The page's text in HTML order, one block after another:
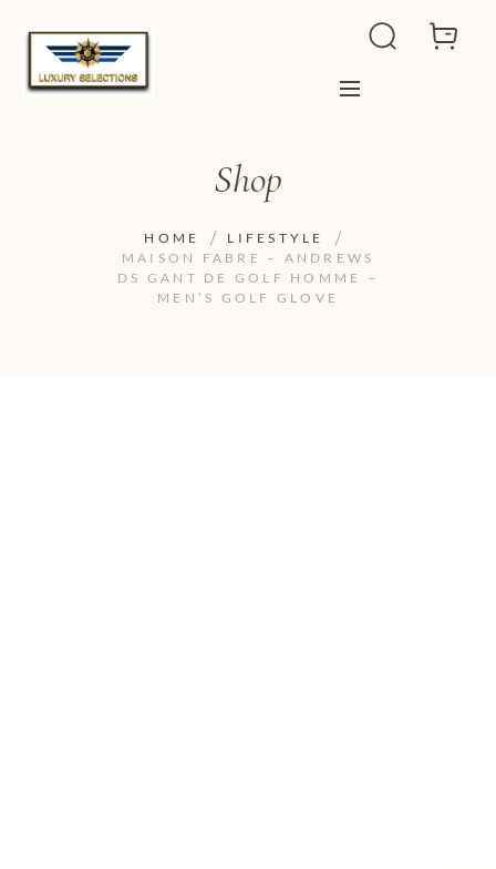
Shop
HOME
LIFESTYLE
MAISON FABRE – ANDREWS
DS GANT DE GOLF HOMME –
MEN’S GOLF GLOVE